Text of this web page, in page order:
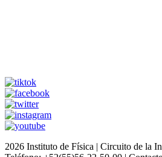
2026 Instituto de Física | Circuito de la